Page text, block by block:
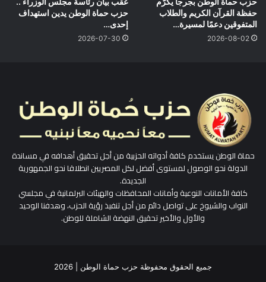
حفظة القرآن الكريم والطلاب
المتفوقين دعمًا لمسيرة…
2026-08-02
حزب حماة الوطن يدين استهداف
إحدى…
2026-07-30
حماة الوطن يستخدم كافة أدواته الحزبية من أجل تحقيق أهدافه في مساندة
الدولة نحو الوصول لمستوى أفضل لكل المصريين انطلاقا نحو الجمهورية
الجديدة.
كافة الأمانات النوعية وأمانات المحافظات والهيئات البرلمانية في مجلسي
النواب والشيوخ على تواصل دائم من أجل تنفيذ رؤية الحزب، وهدفنا الوحيد
والأول والأخير تحقيق النهضة الشاملة للوطن.
جميع الحقوق محفوظة حزب حماة الوطن | 2026